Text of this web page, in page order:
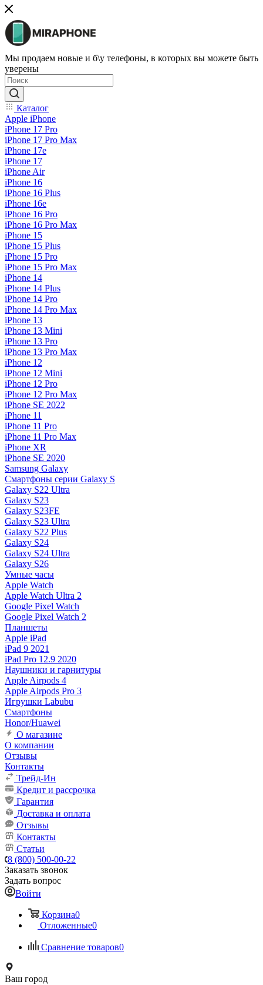
Мы продаем новые и б\у телефоны, в которых вы можете быть
уверены
Каталог
Apple iPhone
iPhone 17 Pro
iPhone 17 Pro Max
iPhone 17e
iPhone 17
iPhone Air
iPhone 16
iPhone 16 Plus
iPhone 16e
iPhone 16 Pro
iPhone 16 Pro Max
iPhone 15
iPhone 15 Plus
iPhone 15 Pro
iPhone 15 Pro Max
iPhone 14
iPhone 14 Plus
iPhone 14 Pro
iPhone 14 Pro Max
iPhone 13
iPhone 13 Mini
iPhone 13 Pro
iPhone 13 Pro Max
iPhone 12
iPhone 12 Mini
iPhone 12 Pro
iPhone 12 Pro Max
iPhone SE 2022
iPhone 11
iPhone 11 Pro
iPhone 11 Pro Max
iPhone XR
iPhone SE 2020
Samsung Galaxy
Смартфоны серии Galaxy S
Galaxy S22 Ultra
Galaxy S23
Galaxy S23FE
Galaxy S23 Ultra
Galaxy S22 Plus
Galaxy S24
Galaxy S24 Ultra
Galaxy S26
Умные часы
Apple Watch
Apple Watch Ultra 2
Google Pixel Watch
Google Pixel Watch 2
Планшеты
Apple iPad
iPad 9 2021
iPad Pro 12.9 2020
Наушники и гарнитуры
Apple Airpods 4
Apple Airpods Pro 3
Игрушки Labubu
Смартфоны
Honor/Huawei
О магазине
О компании
Отзывы
Контакты
Трейд-Ин
Кредит и рассрочка
Гарантия
Доставка и оплата
Отзывы
Контакты
Статьи
8 (800) 500-00-22
Заказать звонок
Задать вопрос
Войти
Корзина0
Отложенные0
Сравнение товаров0
Ваш город